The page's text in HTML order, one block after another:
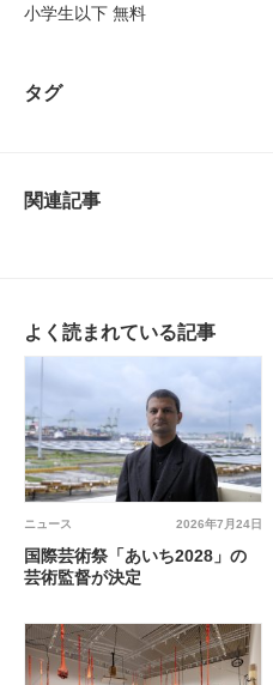
小学生以下 無料
タグ
関連記事
よく読まれている記事
2026年7月24日
ニュース
国際芸術祭「あいち2028」の
芸術監督が決定